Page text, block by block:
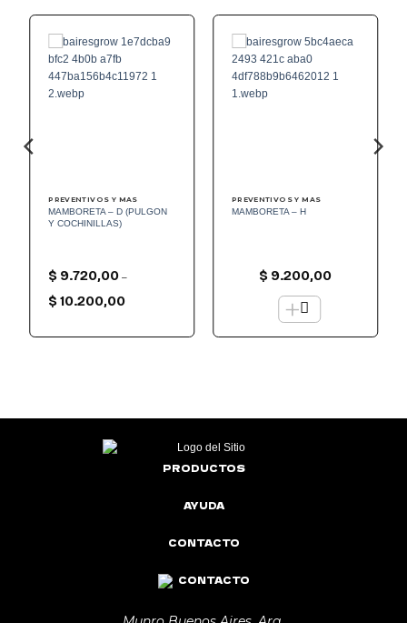
Add to
wishlist
PREVENTIVOS Y MAS
MAMBORETA – D (PULGON
Y COCHINILLAS)
$ 9.720,00 –
$10.200,00
Add to
wishlist
PREVENTIVOS Y MAS
MAMBORETA – H
$9.200,00
+
PRODUCTOS
AYUDA
CONTACTO
CONTACTO